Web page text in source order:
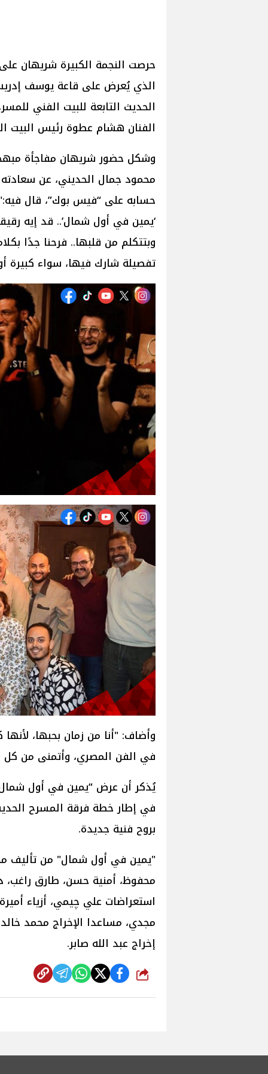
حرصت النجمة الكبيرة شريهان
الذي يُعرض على قاعة يوسف
الحديث التابعة للبيت الفني
الفنان هشام عطوة رئيس البيت
وشكل حضور شريهان مفاجأة
محمود جمال الحديني، عن
حسابه على “فيس بوك”، قال
‘يمين في أول شمال’.. قد إيه
وبتتكلم من قلبها.. فرحنا جدًا
تفصيلة شارك فيها، سواء كبيرة
وأضاف: "أنا من زمان بحبها،
في الفن المصري، وأتمنى من كل
يُذكر أن عرض “يمين في أول
في إطار خطة فرقة المسرح
بروح فنية جديدة.
"يمين في أول شمال" من تأليف
محفوظ، أمنية حسن، طارق راغب،
استعراضات علي چيمي، أزياء
مجدي، مساعدا الإخراج محمد
إخراج عبد الله صابر.
شارك